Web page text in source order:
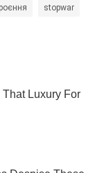
stopwar